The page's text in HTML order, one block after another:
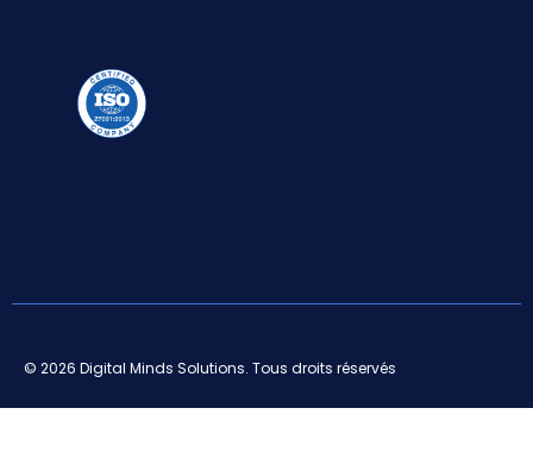
© 2026 Digital Minds Solutions. Tous droits réservés